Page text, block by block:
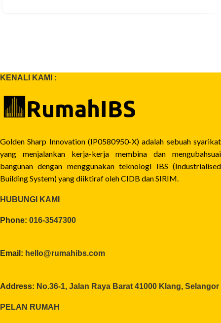
KENALI KAMI :
Golden Sharp Innovation (IP0580950-X) adalah sebuah syarikat
yang menjalankan kerja-kerja membina dan mengubahsuai
bangunan dengan menggunakan teknologi IBS (Industrialised
Building System) yang diiktiraf oleh CIDB dan SIRIM.
HUBUNGI KAMI
Phone: 016-3547300
Email: hello@rumahibs.com
Address: No.36-1, Jalan Raya Barat 41000 Klang, Selangor
PELAN RUMAH